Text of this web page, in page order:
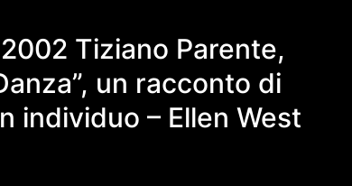
Tiziano Parente,
un racconto di
individuo – Ellen West